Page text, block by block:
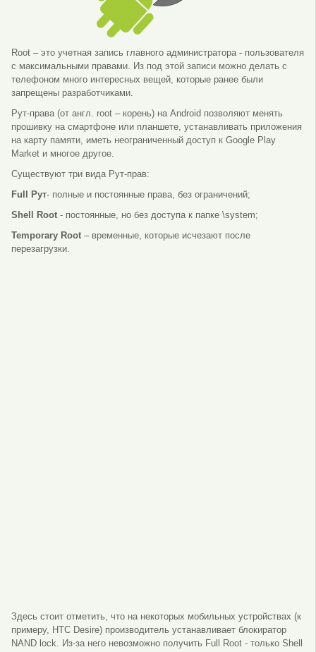
Root – это учетная запись главного администратора - пользователя
с максимальными правами. Из под этой записи можно делать с
телефоном много интересных вещей, которые ранее были
запрещены разработчиками.
Рут-права (от англ. root – корень) на Android позволяют менять
прошивку на смартфоне или планшете, устанавливать приложения
на карту памяти, иметь неограниченный доступ к Google Play
Market и многое другое.
Существуют три вида Рут-прав:
Full Рут- полные и постоянные права, без ограничений;
Shell Root - постоянные, но без доступа к папке \system;
Temporary Root – временные, которые исчезают после
перезагрузки.
Здесь стоит отметить, что на некоторых мобильных устройствах (к
примеру, HTC Desire) производитель устанавливает блокиратор
NAND lock. Из-за него невозможно получить Full Root - только Shell